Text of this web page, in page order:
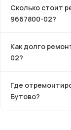
Сколько стоит
9667800-02?
Как долго
02?
Где
Бутово?